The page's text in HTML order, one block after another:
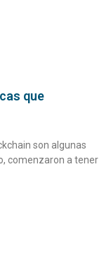
que
son algunas
comenzaron a tener